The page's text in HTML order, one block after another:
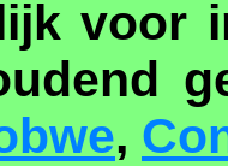
voor
,